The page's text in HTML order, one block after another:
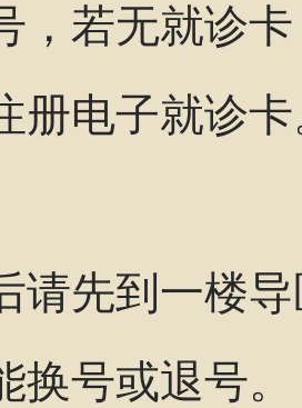
，若无就诊
册电子就诊卡
请先到一楼
换号或退号。